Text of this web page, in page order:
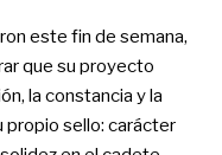
este fin de semana,
que su proyecto
la constancia y la
propio sello: carácter